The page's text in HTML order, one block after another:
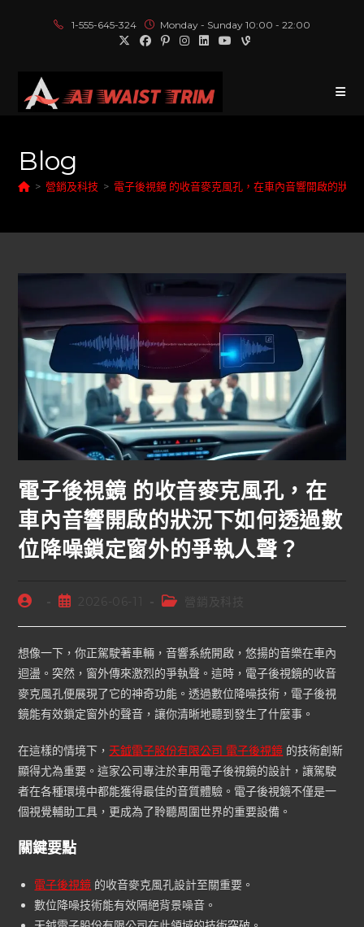
1-555-645-324 Monday - Sunday 10:00 - 22:00
Blog
> 營銷及科技 > 電子後視鏡 的收音麥克風孔，在車內音響開啟的狀
電子後視鏡 的收音麥克風孔，在
車內音響開啟的狀況下如何透過數
位降噪鎖定窗外的爭執人聲？
想像一下，你正駕駛著車輛，音響系統開啟，悠揚的音樂在車內
迴盪。突然，窗外傳來激烈的爭執聲。這時，電子後視鏡的收音
麥克風孔便展現了它的神奇功能。透過數位降噪技術，電子後視
鏡能有效鎖定窗外的聲音，讓你清晰地聽到發生了什麼事。
在這樣的情境下， 天鉞電子股份有限公司 電子後視鏡 的技術創新
顯得尤為重要。這家公司專注於車用電子後視鏡的設計，讓駕駛
者在各種環境中都能獲得最佳的音質體驗。電子後視鏡不僅是一
個視覺輔助工具，更成為了聆聽周圍世界的重要設備。
關鍵要點
電子後視鏡 的收音麥克風孔設計至關重要。
數位降噪技術能有效隔絕背景噪音。